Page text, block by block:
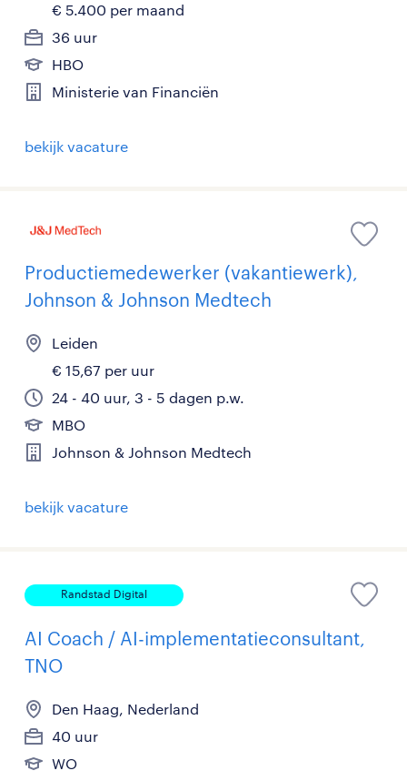
€ 5.400 per maand
36 uur
HBO
Ministerie van Financiën
bekijk vacature
Productiemedewerker (vakantiewerk),
Johnson & Johnson Medtech
Leiden
€ 15,67 per uur
24 - 40 uur, 3 - 5 dagen p.w.
MBO
Johnson & Johnson Medtech
bekijk vacature
Randstad Digital
AI Coach / AI-implementatieconsultant,
TNO
Den Haag, Nederland
40 uur
WO